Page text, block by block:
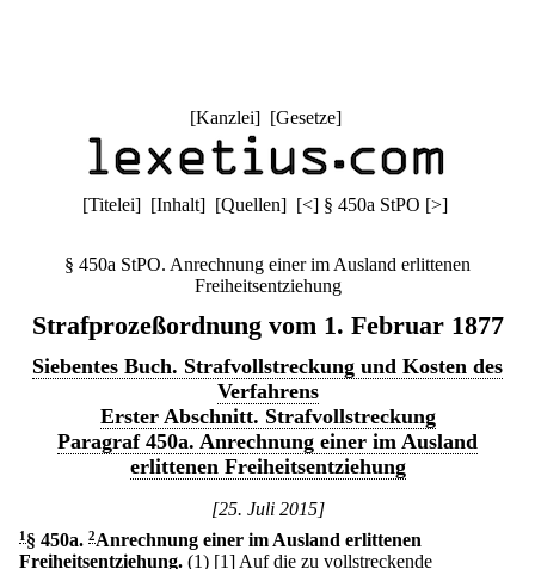
[Kanzlei] [Gesetze]
[Titelei] [Inhalt] [Quellen] [<] § 450a StPO [>]
§ 450a StPO. Anrechnung einer im Ausland erlittenen
Freiheitsentziehung
Strafprozeßordnung vom 1. Februar 1877
Siebentes Buch. Strafvollstreckung und Kosten des
Verfahrens
Erster Abschnitt. Strafvollstreckung
Paragraf 450a. Anrechnung einer im Ausland
erlittenen Freiheitsentziehung
[25. Juli 2015]
1 § 450a. 2Anrechnung einer im Ausland erlittenen
Freiheitsentziehung. (1) [1] Auf die zu vollstreckende